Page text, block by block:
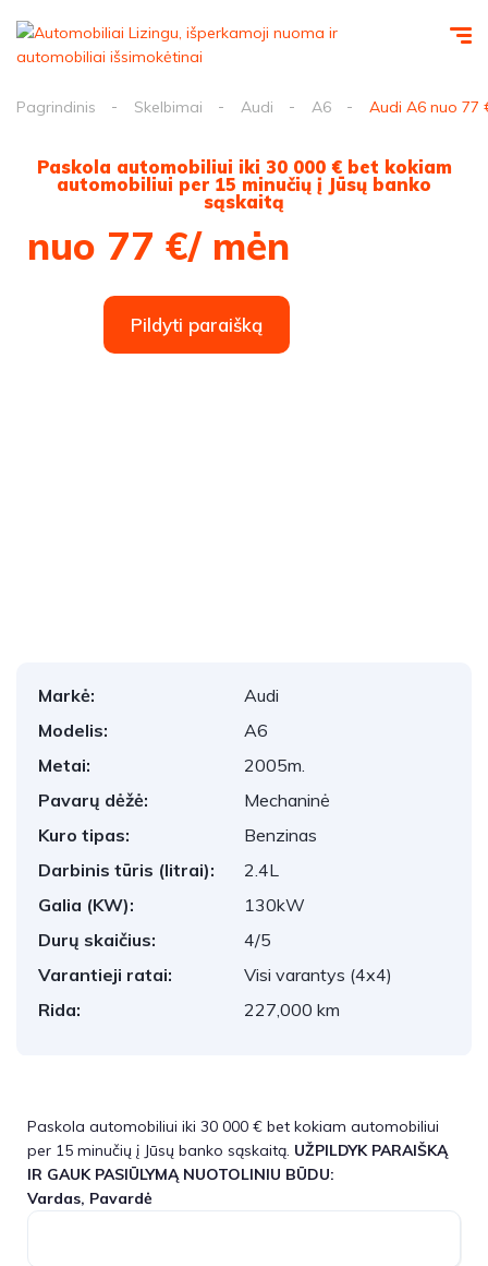
Pagrindinis Skelbimai Audi A6 Audi A6 nuo 77
Paskola automobiliui iki 30 000 € bet kokiam
automobiliui per 15 minučių į Jūsų banko
sąskaitą
nuo 77 €/ mėn
Pildyti paraišką
Markė:
Audi
Modelis:
A6
Metai:
2005m.
Pavarų dėžė:
Mechaninė
Kuro tipas:
Benzinas
Darbinis tūris (litrai):
2.4L
Galia (KW):
130kW
Durų skaičius:
4/5
Varantieji ratai:
Visi varantys (4x4)
Rida:
227,000 km
Paskola automobiliui iki 30 000 € bet kokiam automobiliui
per 15 minučių į Jūsų banko sąskaitą. UŽPILDYK PARAIŠKĄ
IR GAUK PASIŪLYMĄ NUOTOLINIU BŪDU:
Vardas, Pavardė